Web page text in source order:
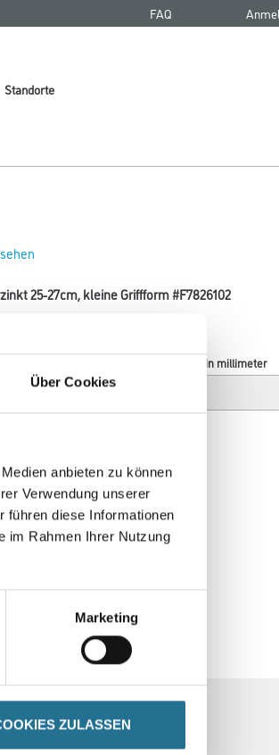
Über Cookies
anbieten zu können
Verwendung unserer
führen diese Informationen
im Rahmen Ihrer Nutzung
Marketing
ZULASSEN
FAQ
Standorte
25-27cm, kleine Griffform #F7826102
Durchmesser in millimeter
SPEZIFIKATIONEN